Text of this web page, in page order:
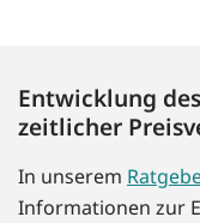
Entwicklung
zeitlicher
In unserem
Informationen zur